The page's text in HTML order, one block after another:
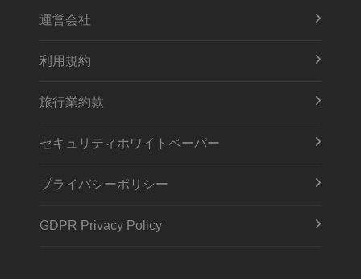
運営会社
利用規約
旅行業約款
セキュリティホワイトペーパー
プライバシーポリシー
GDPR Privacy Policy